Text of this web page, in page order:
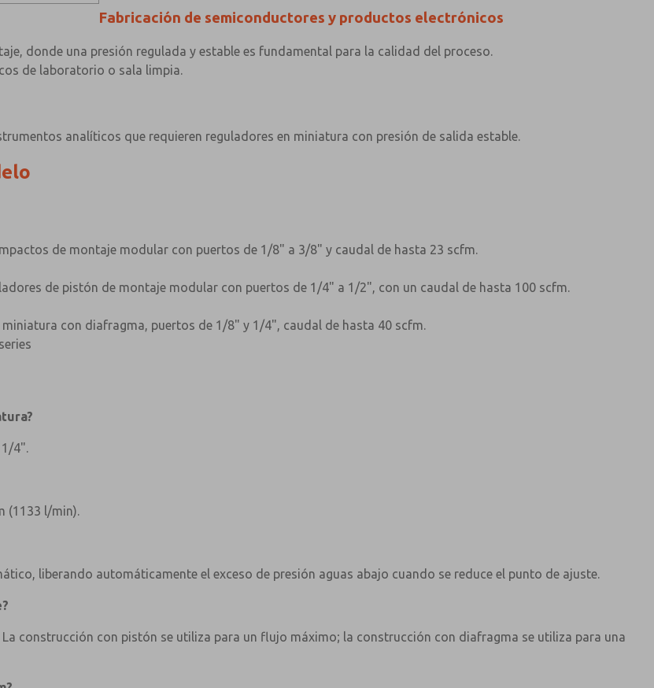
Fabricación de semiconductores y productos electrónicos
donde una presión regulada y estable es fundamental para la calidad del proceso.
de laboratorio o sala limpia.
analíticos que requieren reguladores en miniatura con presión de salida estable.
de montaje modular con puertos de 1/8" a 3/8" y caudal de hasta 23 scfm.
de pistón de montaje modular con puertos de 1/4" a 1/2", con un caudal de hasta 100 scfm.
miniatura con diafragma, puertos de 1/8" y 1/4", caudal de hasta 40 scfm.
4".
(1133 l/min).
liberando automáticamente el exceso de presión aguas abajo cuando se reduce el punto de ajuste.
construcción con pistón se utiliza para un flujo máximo; la construcción con diafragma se utiliza para una